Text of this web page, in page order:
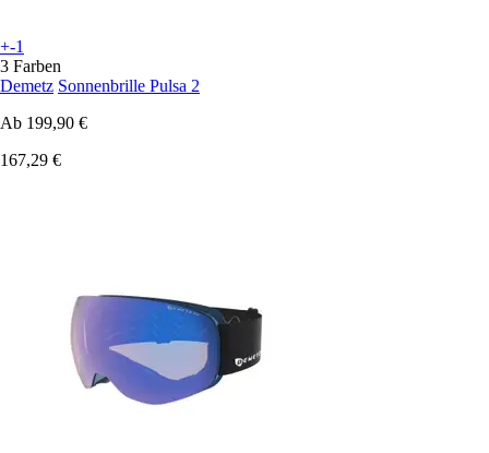
+-1
3 Farben
Demetz Sonnenbrille Pulsa 2
Ab 199,90 €
167,29 €